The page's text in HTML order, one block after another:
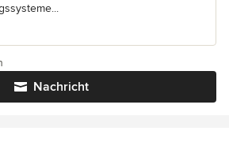
Nachricht